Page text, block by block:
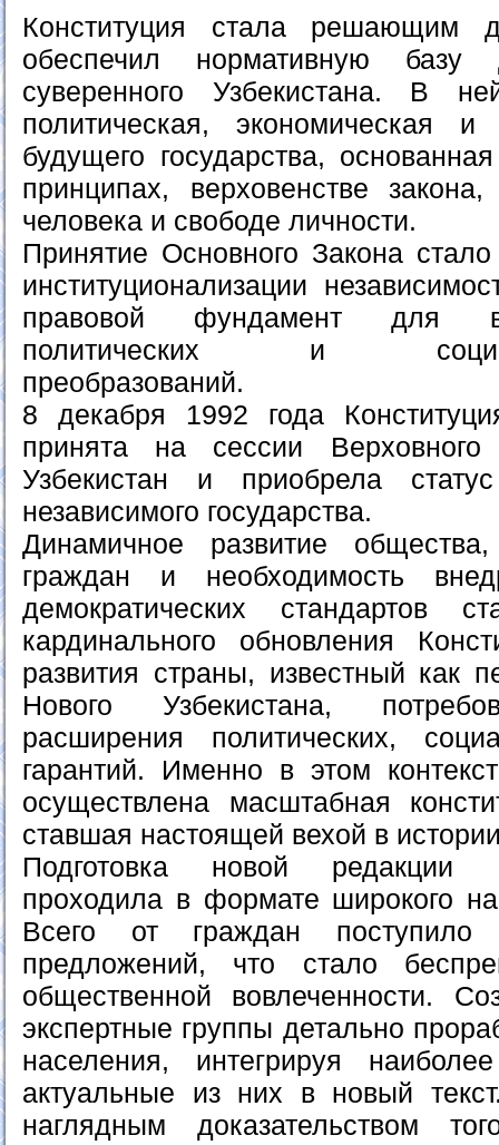
Конституция стала решающим
обеспечил нормативную базу
суверенного Узбекистана. В
политическая, экономическая
будущего государства,
принципах, верховенстве
человека и свободе личности.
Принятие Основного Закона
институционализации
правовой фундамент для
политических и
преобразований.
8 декабря 1992 года
принята на сессии Верховного
Узбекистан и приобрела
независимого государства.
Динамичное развитие
граждан и необходимость
демократических стандартов
кардинального обновления
развития страны, известный как
Нового Узбекистана,
расширения политических,
гарантий. Именно в этом
осуществлена масштабная
ставшая настоящей вехой в
Подготовка новой редакции
проходила в формате широкого
Всего от граждан
предложений, что стало
общественной вовлеченности.
экспертные группы детально
населения, интегрируя
актуальные из них в новый
наглядным доказательством